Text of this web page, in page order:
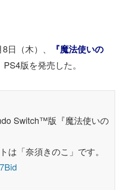
（木）、
『魔法使いの
版を発売した。
Switch™版『魔法使いの
は「奈須きのこ」です。